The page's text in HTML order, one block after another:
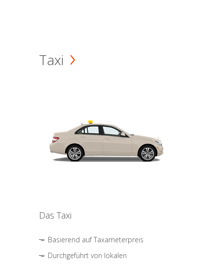
Taxi
Das Taxi
Basierend auf Taxameterpreis
Durchgeführt von lokalen